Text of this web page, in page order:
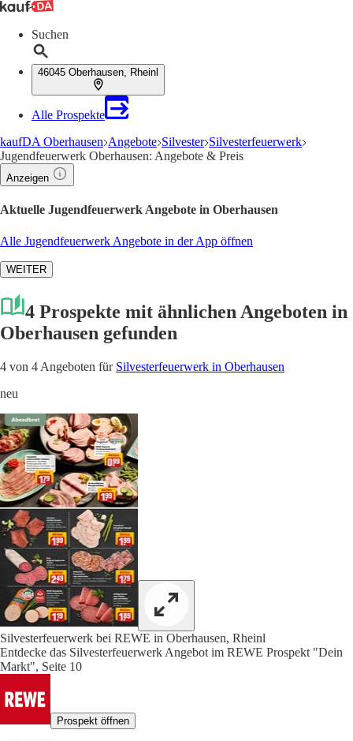
Suchen
46045 Oberhausen, Rheinl
Alle Prospekte
kaufDA Oberhausen Angebote Silvester Silvesterfeuerwerk
Jugendfeuerwerk Oberhausen: Angebote & Preis
Anzeigen
Aktuelle Jugendfeuerwerk Angebote in Oberhausen
Alle Jugendfeuerwerk Angebote in der App öffnen
WEITER
4 Prospekte mit ähnlichen Angeboten in
Oberhausen gefunden
4 von 4 Angeboten für Silvesterfeuerwerk in Oberhausen
neu
Silvesterfeuerwerk bei REWE in Oberhausen, Rheinl
Entdecke das Silvesterfeuerwerk Angebot im REWE Prospekt "Dein
Markt", Seite 10
Prospekt öffnen